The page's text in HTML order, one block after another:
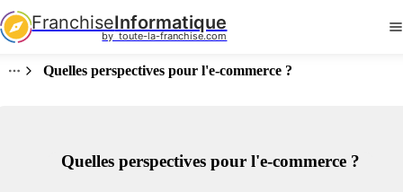
FranchiseInformatique
by  toute-la-franchise.com
Quelles perspectives pour l'e-commerce ?
Quelles perspectives pour l'e-commerce ?